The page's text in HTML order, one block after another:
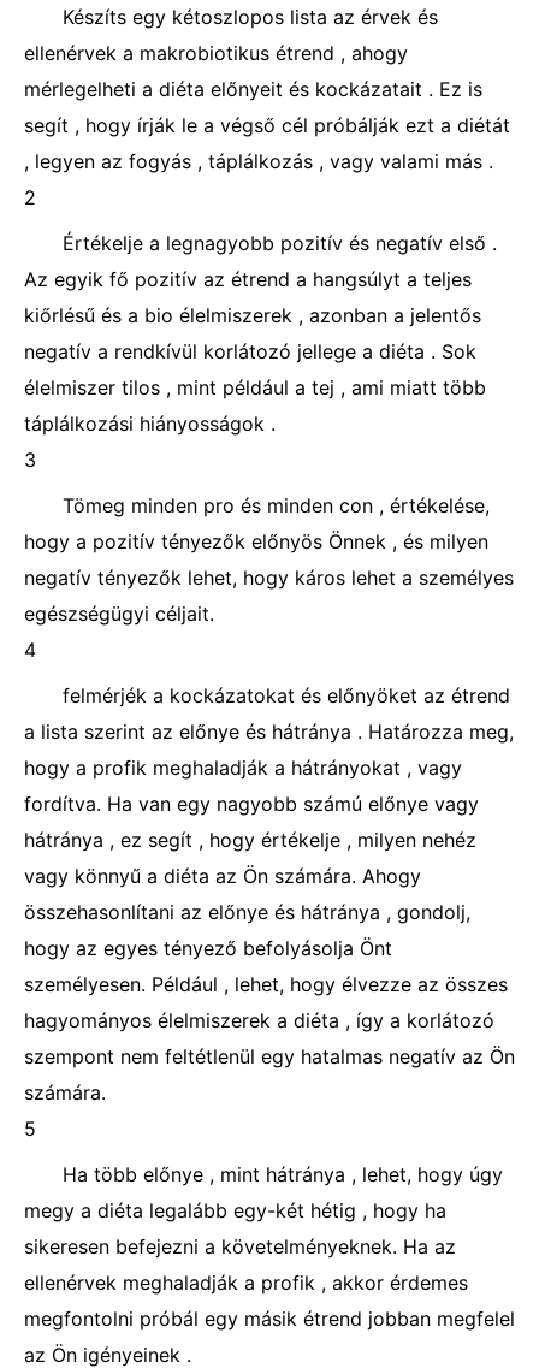
Készíts egy kétoszlopos lista az érvek és
ellenérvek a makrobiotikus étrend , ahogy
mérlegelheti a diéta előnyeit és kockázatait . Ez is
segít , hogy írják le a végső cél próbálják ezt a diétát
, legyen az fogyás , táplálkozás , vagy valami más .
2
Értékelje a legnagyobb pozitív és negatív első .
Az egyik fő pozitív az étrend a hangsúlyt a teljes
kiőrlésű és a bio élelmiszerek , azonban a jelentős
negatív a rendkívül korlátozó jellege a diéta . Sok
élelmiszer tilos , mint például a tej , ami miatt több
táplálkozási hiányosságok .
3
Tömeg minden pro és minden con , értékelése,
hogy a pozitív tényezők előnyös Önnek , és milyen
negatív tényezők lehet, hogy káros lehet a személyes
egészségügyi céljait.
4
felmérjék a kockázatokat és előnyöket az étrend
a lista szerint az előnye és hátránya . Határozza meg,
hogy a profik meghaladják a hátrányokat , vagy
fordítva. Ha van egy nagyobb számú előnye vagy
hátránya , ez segít , hogy értékelje , milyen nehéz
vagy könnyű a diéta az Ön számára. Ahogy
összehasonlítani az előnye és hátránya , gondolj,
hogy az egyes tényező befolyásolja Önt
személyesen. Például , lehet, hogy élvezze az összes
hagyományos élelmiszerek a diéta , így a korlátozó
szempont nem feltétlenül egy hatalmas negatív az Ön
számára.
5
Ha több előnye , mint hátránya , lehet, hogy úgy
megy a diéta legalább egy-két hétig , hogy ha
sikeresen befejezni a követelményeknek. Ha az
ellenérvek meghaladják a profik , akkor érdemes
megfontolni próbál egy másik étrend jobban megfelel
az Ön igényeinek .